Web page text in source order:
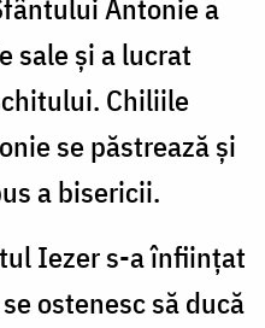
Antonie a
sale şi a lucrat
Chiliile
se păstrează şi
a bisericii.
Iezer s-a înfiinţat
ostenesc să ducă